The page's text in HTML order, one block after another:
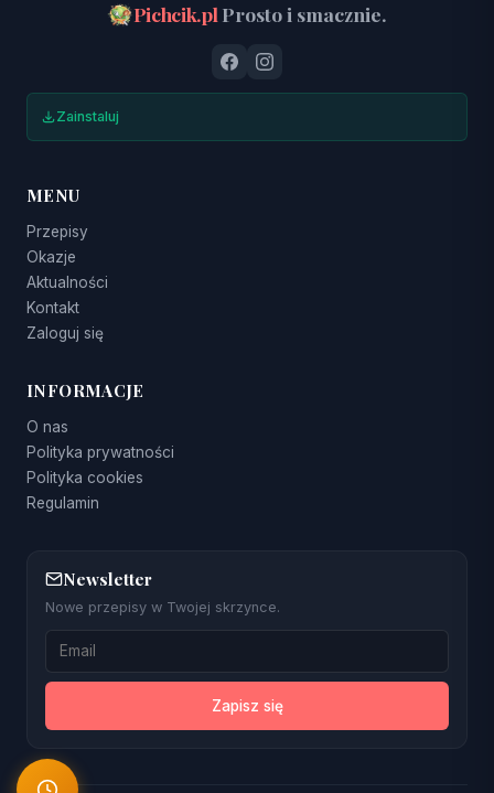
Pichcik.pl Prosto i smacznie.
Zainstaluj
MENU
Przepisy
Okazje
Aktualności
Kontakt
Zaloguj się
INFORMACJE
O nas
Polityka prywatności
Polityka cookies
Regulamin
Newsletter
Nowe przepisy w Twojej skrzynce.
Zapisz się